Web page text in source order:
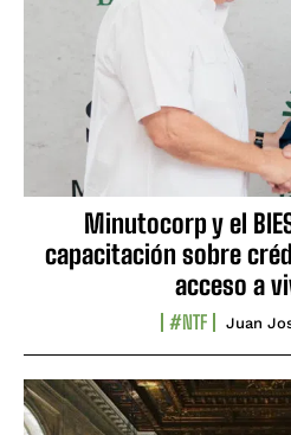
Minutocorp y el
capacitación sobre
acceso a
#NTF Juan